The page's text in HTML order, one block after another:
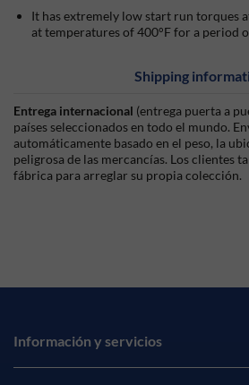
It has extremely low start run torques
at temperatures of 400°F for a period
Shipping
Entrega internacional (entrega puerta a
países seleccionados en todo el mundo.
automáticamente basado en el peso, la
peligrosa de las mercancías. Los clientes
fábrica para arreglar su propia colección.
Información y servicios